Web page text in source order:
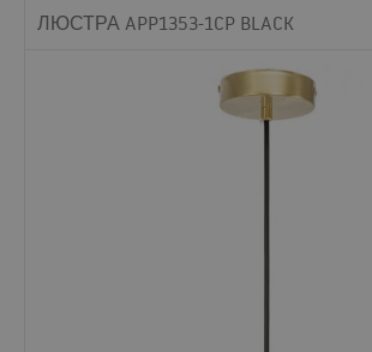
ЛЮСТРА APP1353-1CP BLACK